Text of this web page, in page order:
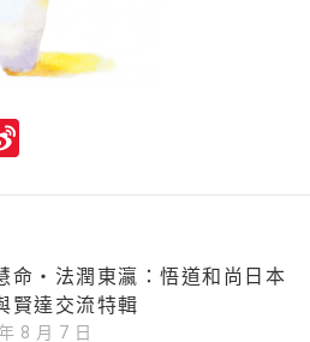
命‧法潤東瀛：悟道和尚日本
賢達交流特輯
8 月 7 日